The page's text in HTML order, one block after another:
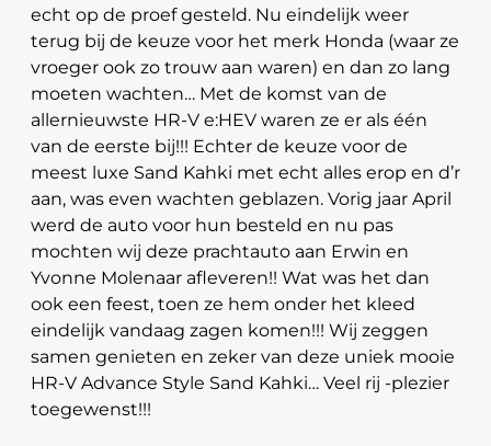
echt op de proef gesteld. Nu eindelijk weer
terug bij de keuze voor het merk Honda (waar ze
vroeger ook zo trouw aan waren) en dan zo lang
moeten wachten… Met de komst van de
allernieuwste HR-V e:HEV waren ze er als één
van de eerste bij!!! Echter de keuze voor de
meest luxe Sand Kahki met echt alles erop en d’r
aan, was even wachten geblazen. Vorig jaar April
werd de auto voor hun besteld en nu pas
mochten wij deze prachtauto aan Erwin en
Yvonne Molenaar afleveren!! Wat was het dan
ook een feest, toen ze hem onder het kleed
eindelijk vandaag zagen komen!!! Wij zeggen
samen genieten en zeker van deze uniek mooie
HR-V Advance Style Sand Kahki… Veel rij -plezier
toegewenst!!!